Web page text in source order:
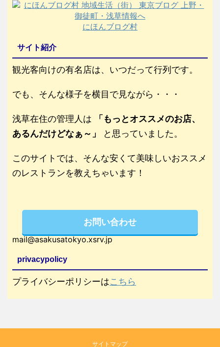
にほんブログ村
サイト紹介
観光客向けの有名店は、いつだって行列です。
でも、そんな様子を横目で見ながら・・・
浅草在住の管理人は
「もっとオススメのお店、
あるんだけどなぁ～」
と思っていました。
このサイトでは、そんな安くて美味しいおススメ
のレストランを教えちゃいます！
お問い合わせ
mail@asakusatokyo.xsrv.jp
privacypolicy
プライバシーポリシーはこちら
サイトマップ